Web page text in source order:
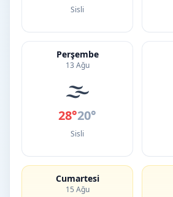
Sisli
Perşembe
13 Ağu
🌫️
28°20°
Sisli
Cumartesi
15 Ağu